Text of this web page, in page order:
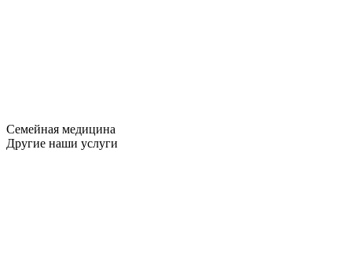
Семейная медицина
Другие наши услуги